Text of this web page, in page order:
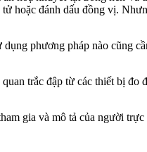
tử hoặc đánh dấu đồng vị.
dụng phương pháp nào cũng
trắc đập từ các thiết bị đo
gia và mô tả của người trực